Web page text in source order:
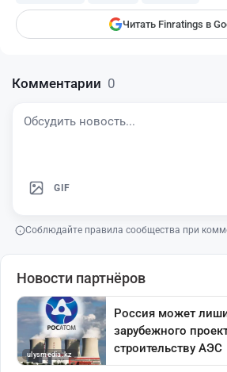
Читать Finratings в
Комментарии 0
GIF
Соблюдайте правила сообщества при